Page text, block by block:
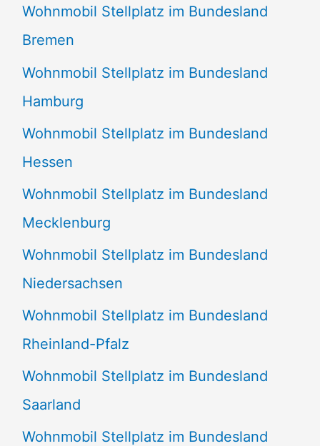
Wohnmobil Stellplatz im Bundesland
Bremen
Wohnmobil Stellplatz im Bundesland
Hamburg
Wohnmobil Stellplatz im Bundesland
Hessen
Wohnmobil Stellplatz im Bundesland
Mecklenburg
Wohnmobil Stellplatz im Bundesland
Niedersachsen
Wohnmobil Stellplatz im Bundesland
Rheinland-Pfalz
Wohnmobil Stellplatz im Bundesland
Saarland
Wohnmobil Stellplatz im Bundesland